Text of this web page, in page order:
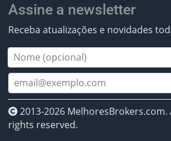
Assine a newsletter
Receba atualizações e novidades
2013-2026 MelhoresBrokers.com.
rights reserved.